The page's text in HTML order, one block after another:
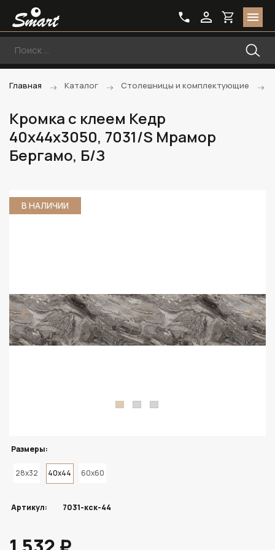
Главная Каталог Столешницы и комплектующие
Кромка с клеем Кедр
40х44х3050, 7031/S Мрамор
Бергамо, Б/З
В НАЛИЧИИ
Размеры:
28x32 40x44 60x60
Артикул: 7031-кск-44